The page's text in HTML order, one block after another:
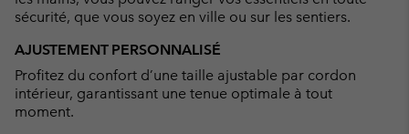
sécurité, que vous soyez en ville ou sur les sentiers.
AJUSTEMENT PERSONNALISÉ
Profitez du confort d’une taille ajustable par cordon
intérieur, garantissant une tenue optimale à tout
moment.